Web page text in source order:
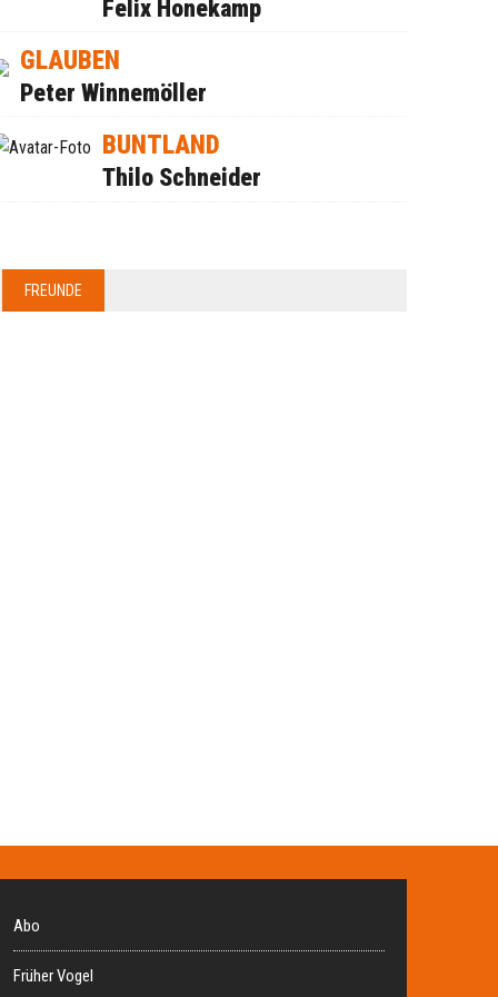
Felix Honekamp
GLAUBEN
Peter Winnemöller
BUNTLAND
Thilo Schneider
FREUNDE
Abo
Früher Vogel